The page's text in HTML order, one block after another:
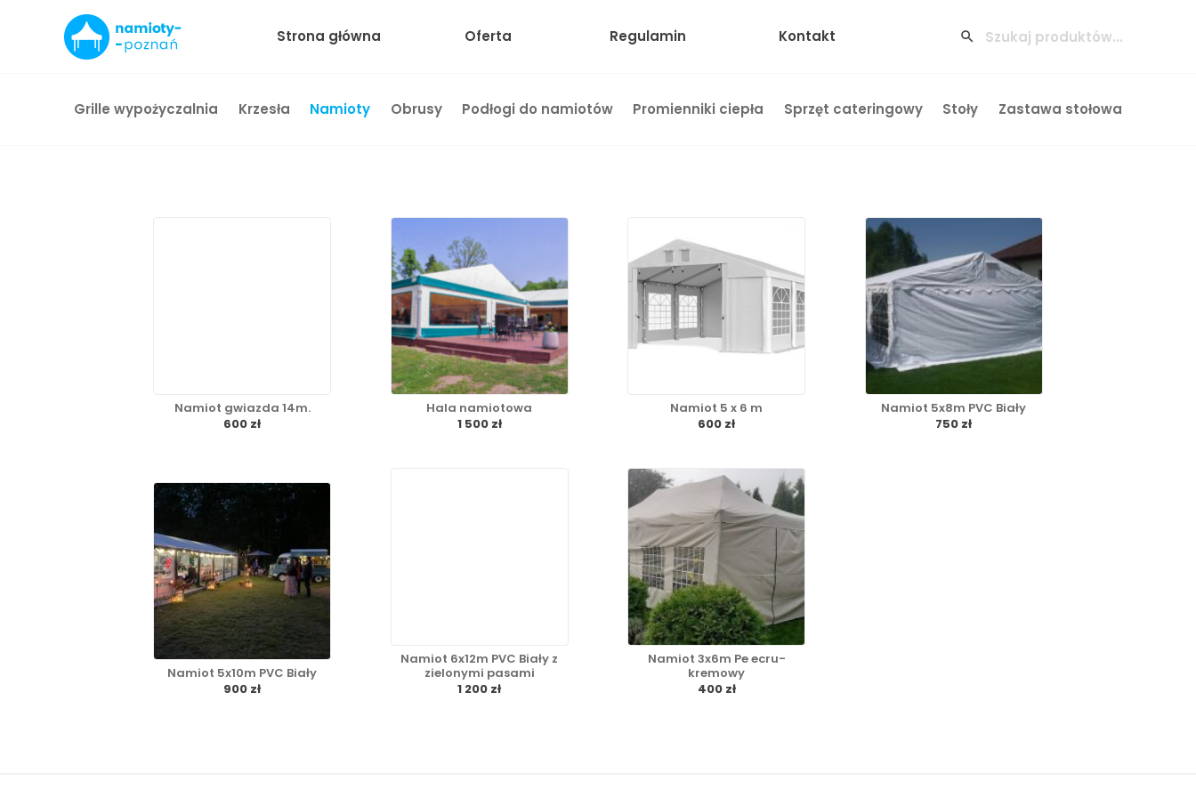
Strona główna Oferta Regulamin Kontakt
Grille wypożyczalnia Krzesła Namioty Obrusy Podłogi do namiotów Promienniki ciepła Sprzęt cateringowy Stoły Zastawa stołowa
Namiot gwiazda 14m.
600 zł
Hala namiotowa
1 500 zł
Namiot 5 x 6 m
600 zł
Namiot 5x8m PVC Biały
750 zł
Namiot 5x10m PVC Biały
900 zł
Namiot 6x12m PVC Biały z
zielonymi pasami
1 200 zł
Namiot 3x6m Pe ecru-
kremowy
400 zł